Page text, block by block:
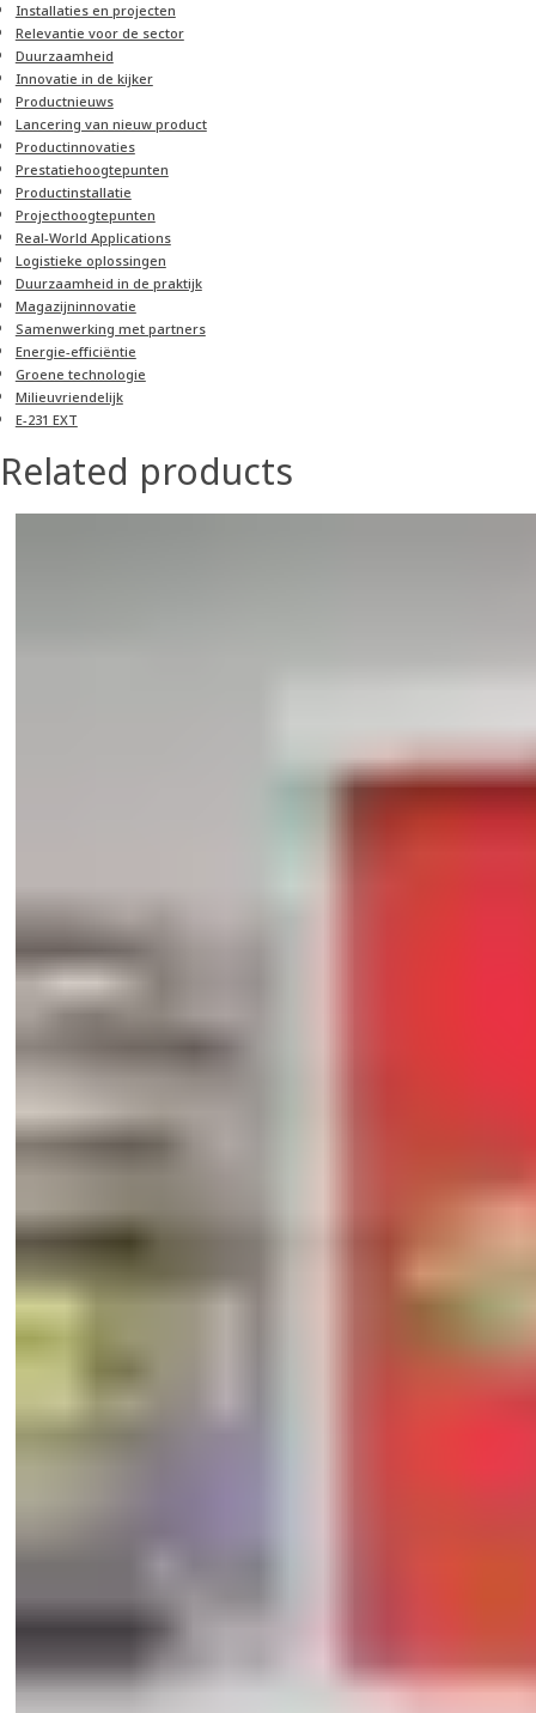
Installaties en projecten
Relevantie voor de sector
Duurzaamheid
Innovatie in de kijker
Product­nieuws
Lancering van nieuw product
Product­innovaties
Prestatiehoogtepunten
Productinstallatie
Project­hoogtepunten
Real-World Applications
Logistieke oplossingen
Duurzaamheid in de praktijk
Magazijninnovatie
Samenwerking met partners
Energie-efficiëntie
Groene technologie
Milieuvriendelijk
E-231 EXT
Related products